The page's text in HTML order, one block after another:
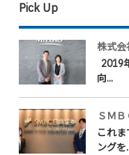
Pick Up
株式会
2019
向...
ＳＭ
これ
ングを